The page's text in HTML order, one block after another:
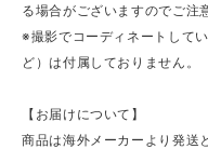
る場合がございますのでご注
※撮影でコーディネートして
ど）は付属しておりません。
【お届けについて】
商品は海外メーカーより発送